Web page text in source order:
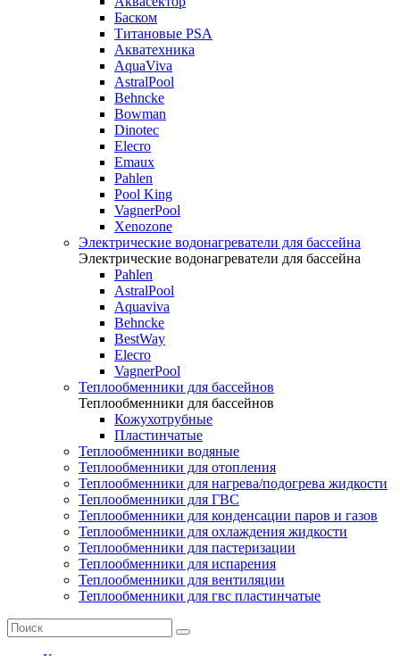
Баском
Титановые PSA
Акватехника
AquaViva
AstralPool
Behncke
Bowman
Dinotec
Elecro
Emaux
Pahlen
Pool King
VagnerPool
Xenozone
Электрические водонагреватели для бассейна
Электрические водонагреватели для бассейна
Pahlen
AstralPool
Aquaviva
Behncke
BestWay
Elecro
VagnerPool
Теплообменники для бассейнов
Теплообменники для бассейнов
Кожухотрубные
Пластинчатые
Теплообменники водяные
Теплообменники для отопления
Теплообменники для нагрева/подогрева жидкости
Теплообменники для ГВС
Теплообменники для конденсации паров и газов
Теплообменники для охлаждения жидкости
Теплообменники для пастеризации
Теплообменники для испарения
Теплообменники для вентиляции
Теплообменники для гвс пластинчатые